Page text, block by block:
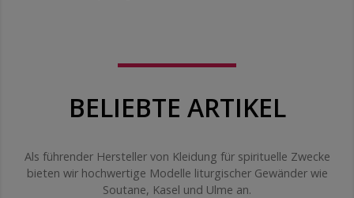
BELIEBTE ARTIKEL
Als führender Hersteller von Kleidung für spirituelle Zwecke
bieten wir hochwertige Modelle liturgischer Gewänder wie
Soutane, Kasel und Ulme an.